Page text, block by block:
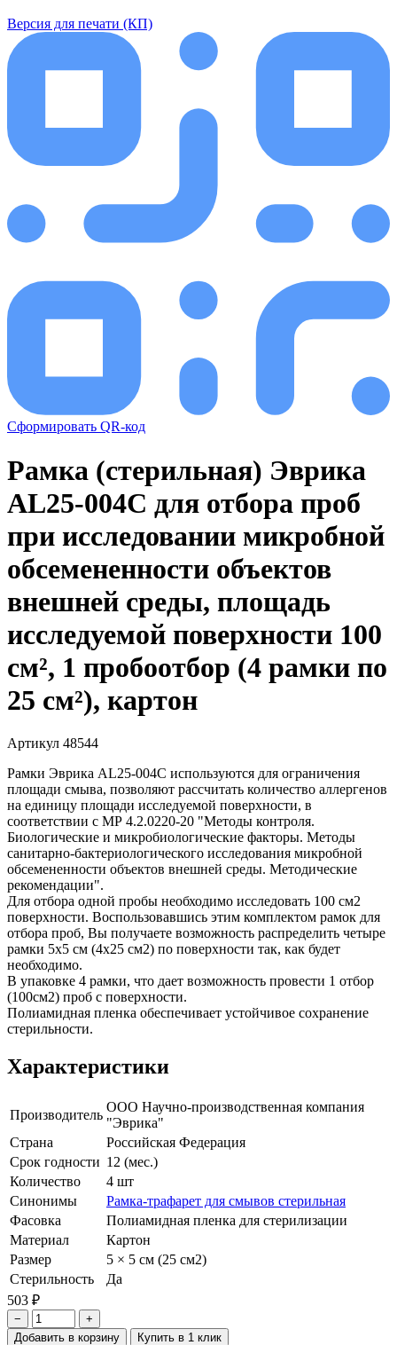
Версия для печати (КП)
Сформировать QR-код
Рамка (стерильная) Эврика
AL25-004С для отбора проб
при исследовании микробной
обсемененности объектов
внешней среды, площадь
исследуемой поверхности 100
см², 1 пробоотбор (4 рамки по
25 см²), картон
Артикул 48544
Рамки Эврика AL25-004C используются для ограничения
площади смыва, позволяют рассчитать количество аллергенов
на единицу площади исследуемой поверхности, в
соответствии с МР 4.2.0220-20 "Методы контроля.
Биологические и микробиологические факторы. Методы
санитарно-бактериологического исследования микробной
обсемененности объектов внешней среды. Методические
рекомендации".
Для отбора одной пробы необходимо исследовать 100 см2
поверхности. Воспользовавшись этим комплектом рамок для
отбора проб, Вы получаете возможность распределить четыре
рамки 5х5 см (4х25 см2) по поверхности так, как будет
необходимо.
В упаковке 4 рамки, что дает возможность провести 1 отбор
(100см2) проб с поверхности.
Полиамидная пленка обеспечивает устойчивое сохранение
стерильности.
Характеристики
Производитель
ООО Научно-производственная компания
"Эврика"
Страна
Российская Федерация
Срок годности 12 (мес.)
Количество
4 шт
Синонимы
Рамка-трафарет для смывов стерильная
Фасовка
Полиамидная пленка для стерилизации
Материал
Картон
Размер
5 × 5 см (25 см2)
Стерильность
Да
503 ₽
−
+
Добавить в корзину
Купить в 1 клик